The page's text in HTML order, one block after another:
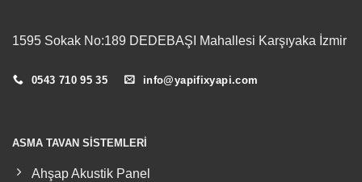
1595 Sokak No:189 DEDEBAŞI Mahallesi Karşıyaka İzmir
0543 710 95 35 info@yapifixyapi.com
ASMA TAVAN SISTEMLERI
Ahşap Akustik Panel